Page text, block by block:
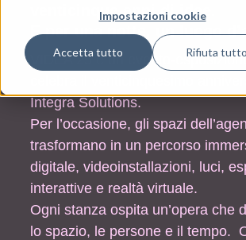
Impostazioni cookie
Accetta tutto Rifiuta tutto
venticinque anni di idee.
E per una notte, un luogo
VIDEA 25 è un evento-
Integra Solutions.
Per l’occasione, gli spazi
trasformano in un percorso
digitale, videoinstallazioni, luci,
interattive e realtà virtuale.
Ogni stanza ospita un’opera che
lo spazio, le persone e il tempo.